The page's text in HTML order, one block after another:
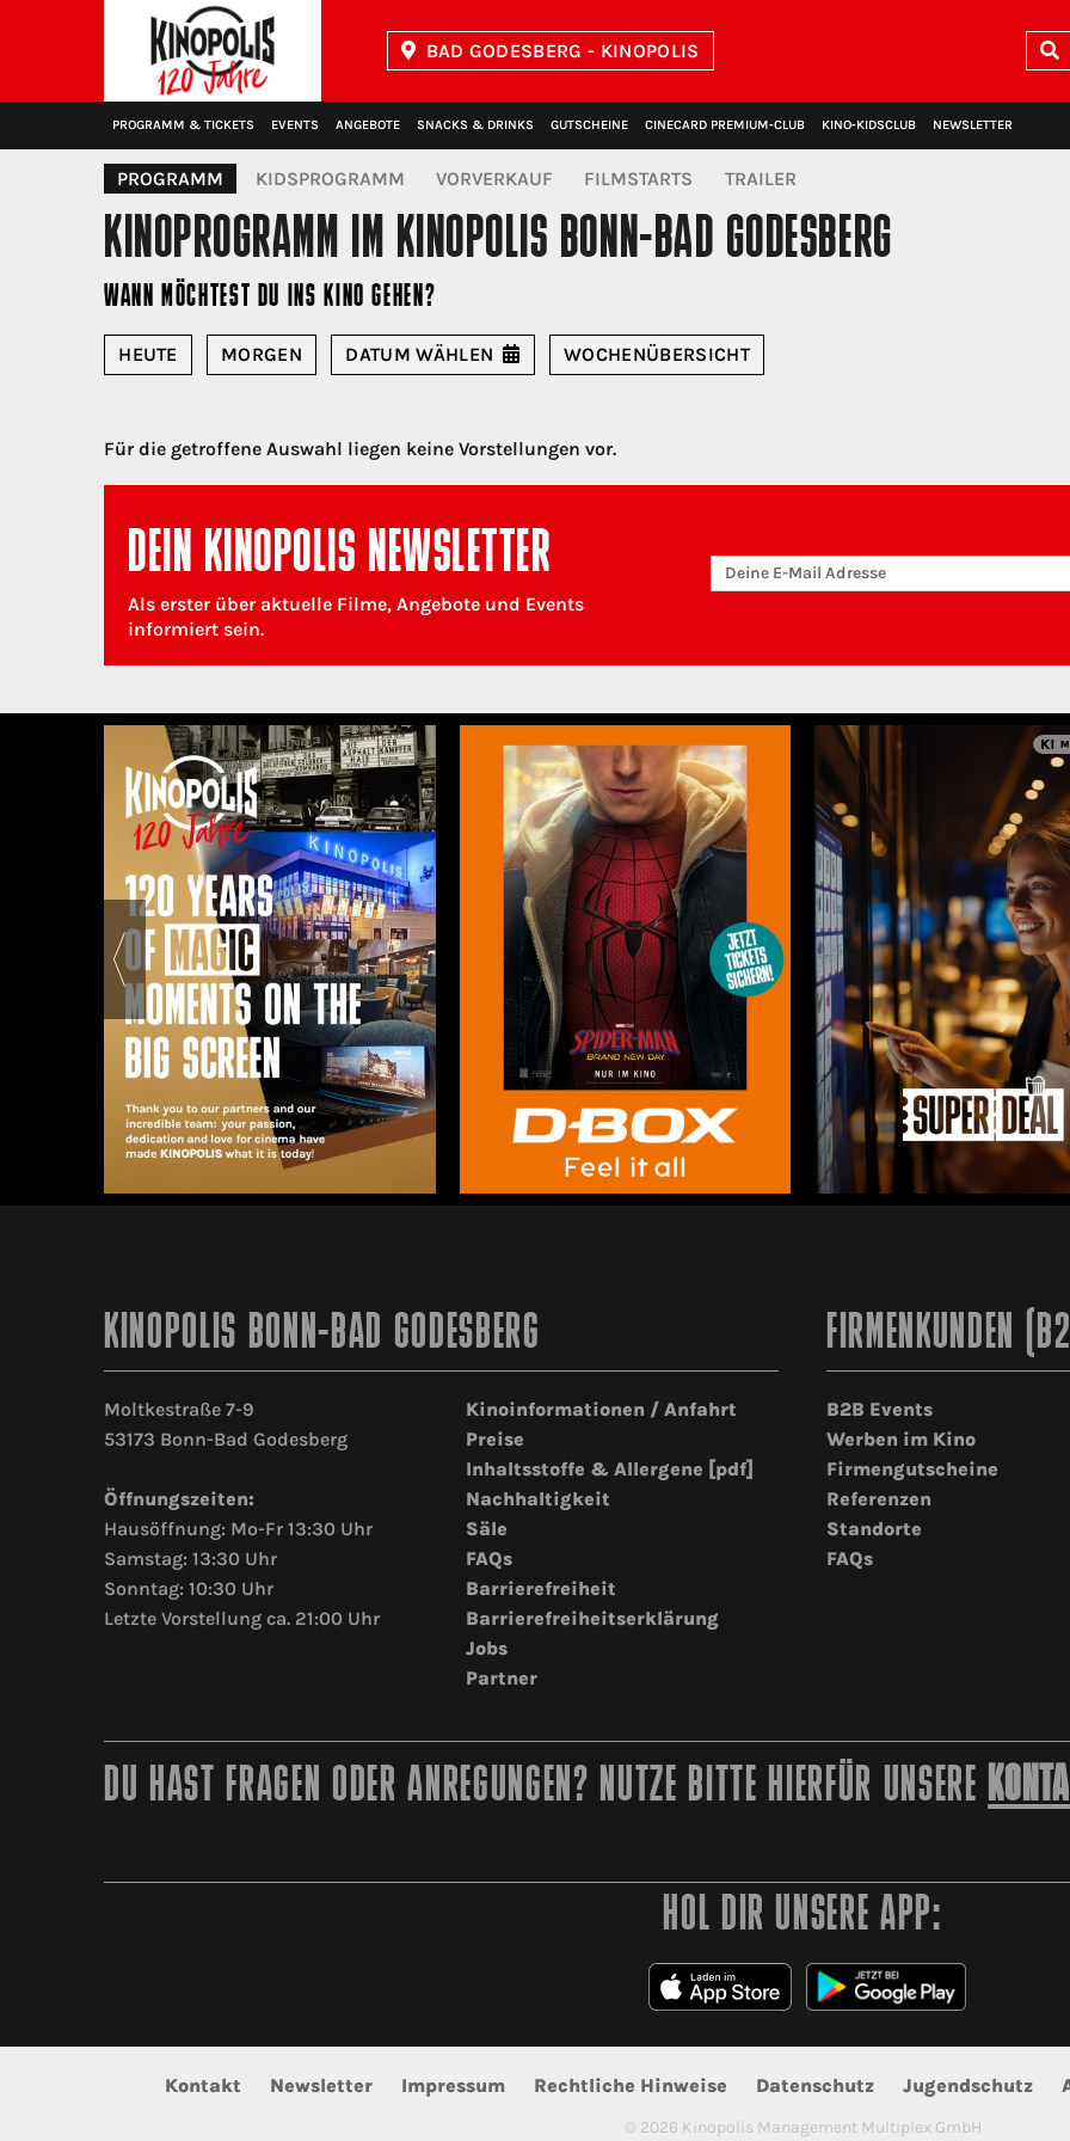
BAD GODESBERG - KINOPOLIS
PROGRAMM & TICKETS EVENTS ANGEBOTE SNACKS & DRINKS GUTSCHEINE CINECARD PREMIUM‑CLUB KINO‑KIDSCLUB NEWSLETTER
PROGRAMM KIDSPROGRAMM VORVERKAUF FILMSTARTS TRAILER
KINOPROGRAMM IM KINOPOLIS BONN-BAD GODESBERG
WANN MÖCHTEST DU INS KINO GEHEN?
HEUTE MORGEN DATUM WÄHLEN WOCHENÜBERSICHT
Für die getroffene Auswahl liegen keine Vorstellungen vor.
DEIN KINOPOLIS NEWSLETTER
Als erster über aktuelle Filme, Angebote und Events
informiert sein.
KINOPOLIS BONN-BAD GODESBERG
Moltkestraße 7-9
53173 Bonn-Bad Godesberg
Öffnungszeiten:
Hausöffnung: Mo-Fr 13:30 Uhr
Samstag: 13:30 Uhr
Sonntag: 10:30 Uhr
Letzte Vorstellung ca. 21:00 Uhr
Kinoinformationen / Anfahrt
Preise
Inhaltsstoffe & Allergene [pdf]
Nachhaltigkeit
Säle
FAQs
Barrierefreiheit
Barrierefreiheitserklärung
Jobs
Partner
FIRMENKUNDEN
B2B Events
Werben im Kino
Firmengutscheine
Referenzen
Standorte
FAQs
DU HAST FRAGEN ODER ANREGUNGEN? NUTZE BITTE HIERFÜR UNSERE
HOL DIR UNSERE APP:
Kontakt Newsletter Impressum Rechtliche Hinweise Datenschutz Jugendschutz
© 2026 Kinopolis Management Multiplex GmbH